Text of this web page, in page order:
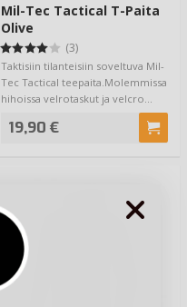
Mil-Tec Tactical T-Paita
Olive
(3)
Taktisiin tilanteisiin soveltuva Mil-
Tec Tactical teepaita.Molemmissa
hihoissa velrotaskut ja velcro…
19,90 €